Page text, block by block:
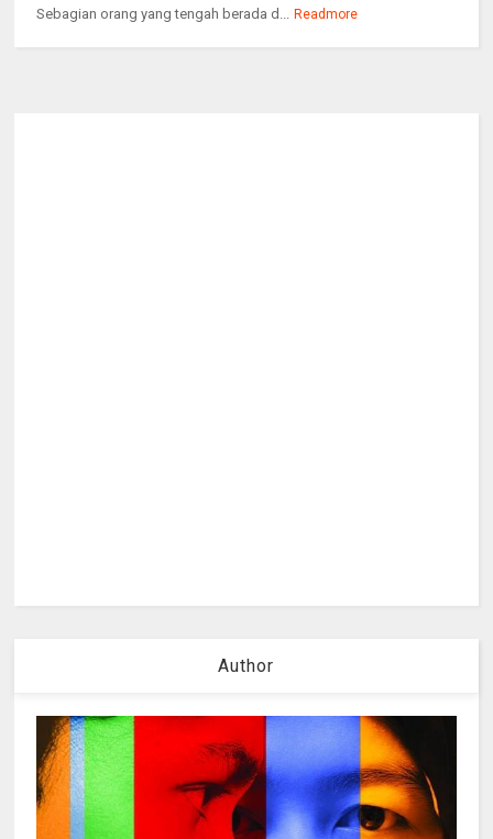
Sebagian orang yang tengah berada d... Readmore
Author